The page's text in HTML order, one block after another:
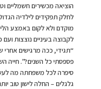
הוציאה מכשירים חשמליים
לחלק תפקידים לילדיה
מוקדם ולא לקום באמצע
לקבוצה בעיניים נוצצות
“תגידי, ככה מרגישים אחרי
פספסתי כל השנים?”. חייה
סיפרה לכל משפחתה מה
גלגלים – החלה לישון טוב